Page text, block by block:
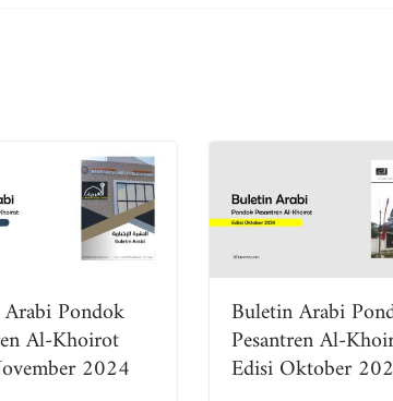
Pondok
Al-Khoirot
2024
Buletin Arabi
Pesantren Al-
Edisi Oktober